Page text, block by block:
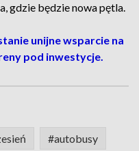
gdzie będzie nowa pętla.
unijne wsparcie na
pod inwestycje.
#autobusy